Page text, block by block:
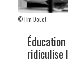
©Tim Douet
ridiculise